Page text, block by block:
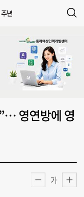
영연방에 영
가